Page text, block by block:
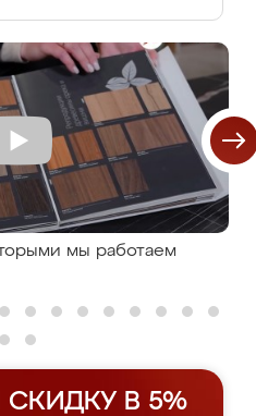
мы работаем
В 5%